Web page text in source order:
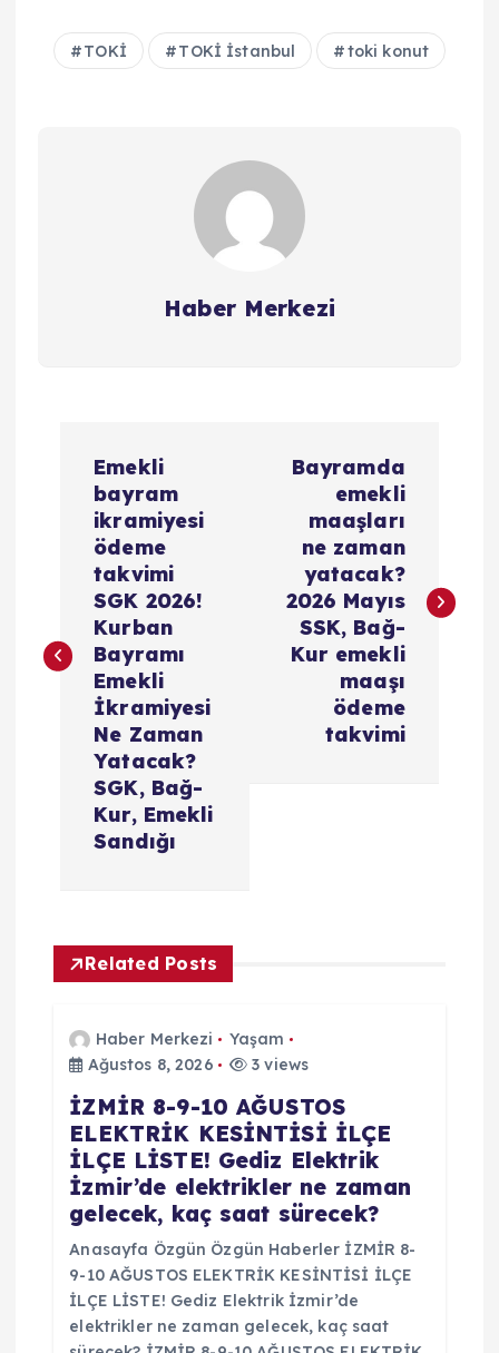
TOKİ TOKİ İstanbul toki konut
Haber Merkezi
g
m
e
Emekli
bayram
ikramiyesi
ödeme
takvimi
SGK 2026!
Kurban
Bayramı
Emekli
İkramiyesi
Ne Zaman
Yatacak?
SGK, Bağ-
Kur, Emekli
Sandığı
Bayramda
emekli
maaşları
ne zaman
yatacak?
2026 Mayıs
SSK, Bağ-
Kur emekli
maaşı
ödeme
takvimi
Related Posts
Haber Merkezi
Yaşam
Ağustos 8, 2026
3 views
İZMİR 8-9-10 AĞUSTOS
ELEKTRİK KESİNTİSİ İLÇE
İLÇE LİSTE! Gediz Elektrik
İzmir’de elektrikler ne zaman
gelecek, kaç saat sürecek?
Anasayfa Özgün Özgün Haberler İZMİR 8-
9-10 AĞUSTOS ELEKTRİK KESİNTİSİ İLÇE
İLÇE LİSTE! Gediz Elektrik İzmir’de
elektrikler ne zaman gelecek, kaç saat